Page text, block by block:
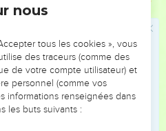
en toute circonstance, car
ce qui est bon.
de mal.
nous
tous les cookies », vous
des traceurs (comme des
de votre compte utilisateur) et
personnel (comme vos
informations renseignées dans
les buts suivants :